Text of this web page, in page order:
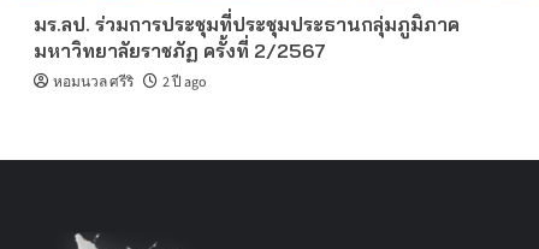
มร.ลป. ร่วมการประชุมที่ประชุมประธานกลุ่มภูมิภาค
มหาวิทยาลัยราชภัฏ ครั้งที่ 2/2567
หอมนวล ศรีริ 2 ปี ago